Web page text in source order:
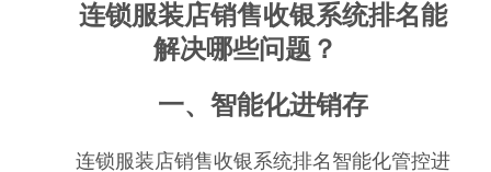
连锁服装店销售收银系统排名能
解决哪些问题？
一、智能化进销存
连锁服装店销售收银系统排名智能化管控进